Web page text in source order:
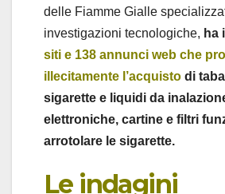
delle Fiamme Gialle
investigazioni tecnologiche, ha
siti e 138 annunci web che
illecitamente l’acquisto di
sigarette e liquidi da
elettroniche, cartine e filtri
arrotolare le sigarette.
Le indagini